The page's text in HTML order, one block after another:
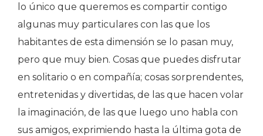
lo único que queremos es compartir contigo
algunas muy particulares con las que los
habitantes de esta dimensión se lo pasan muy,
pero que muy bien. Cosas que puedes disfrutar
en solitario o en compañía; cosas sorprendentes,
entretenidas y divertidas, de las que hacen volar
la imaginación, de las que luego uno habla con
sus amigos, exprimiendo hasta la última gota de